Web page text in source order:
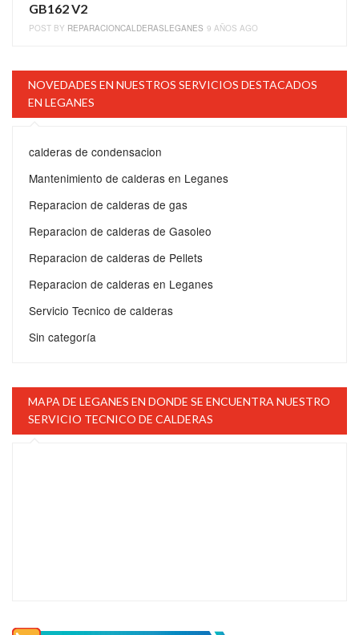
GB162 V2
POST BY REPARACIONCALDERASLEGANES 9 AÑOS AGO
NOVEDADES EN NUESTROS SERVICIOS DESTACADOS
EN LEGANES
calderas de condensacion
Mantenimiento de calderas en Leganes
Reparacion de calderas de gas
Reparacion de calderas de Gasoleo
Reparacion de calderas de Pellets
Reparacion de calderas en Leganes
Servicio Tecnico de calderas
Sin categoría
MAPA DE LEGANES EN DONDE SE ENCUENTRA NUESTRO
SERVICIO TECNICO DE CALDERAS